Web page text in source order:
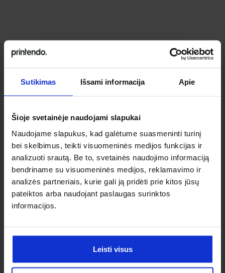
Sutikimas Išsami informacija Apie
Šioje svetainėje naudojami slapukai
Naudojame slapukus, kad galėtume suasmeninti turinį
bei skelbimus, teikti visuomeninės medijos funkcijas ir
analizuoti srautą. Be to, svetainės naudojimo informaciją
bendriname su visuomeninės medijos, reklamavimo ir
analizės partneriais, kurie gali ją pridėti prie kitos jūsų
pateiktos arba naudojant paslaugas surinktos
informacijos.
Leisti visus
Ieškai
individualaus
sprendimo?
Susisiek su mumis dėl
nestandartinio produkto aptarimo.
Susisiekti